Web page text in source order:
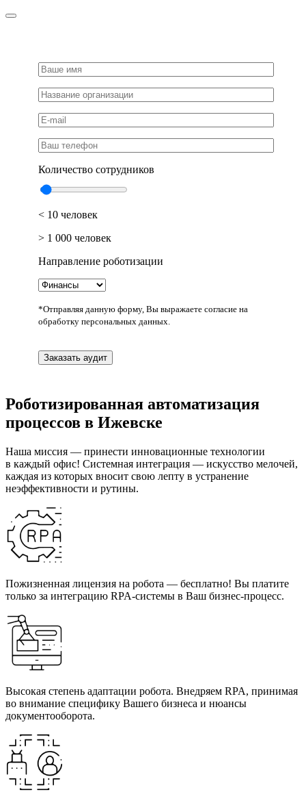
Количество сотрудников
< 10 человек
> 1 000 человек
Направление роботизации
*Отправляя данную форму, Вы выражаете согласие на
обработку персональных данных.
Заказать аудит
Роботизированная автоматизация
процессов в Ижевске
Наша миссия — принести инновационные технологии
в каждый офис! Системная интеграция — искусство мелочей,
каждая из которых вносит свою лепту в устранение
неэффективности и рутины.
Пожизненная лицензия на робота — бесплатно! Вы платите
только за интеграцию RPA-системы в Ваш бизнес-процесс.
Высокая степень адаптации робота. Внедряем RPA, принимая
во внимание специфику Вашего бизнеса и нюансы
документооборота.